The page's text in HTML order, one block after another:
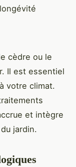
cèdre ou le
Il est essentiel
votre climat.
et intègre
jardin.